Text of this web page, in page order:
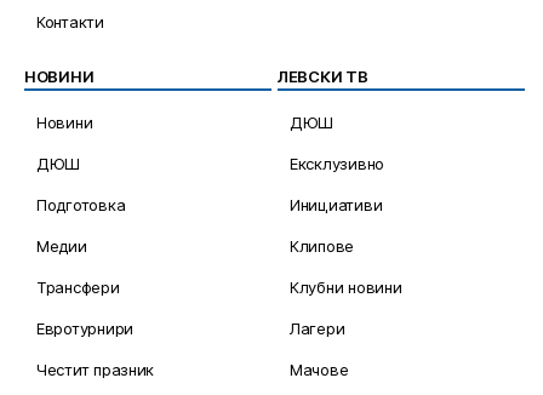
Контакти
НОВИНИ
Новини
ДЮШ
Подготовка
Медии
Трансфери
Евротурнири
Честит празник
ЛЕВСКИ ТВ
ДЮШ
Ексклузивно
Инициативи
Клипове
Клубни новини
Лагери
Мачове